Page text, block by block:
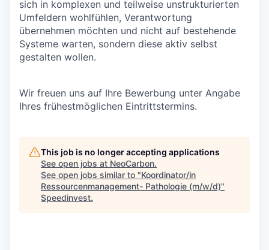
sich in komplexen und teilweise unstrukturierten
Umfeldern wohlfühlen, Verantwortung
übernehmen möchten und nicht auf bestehende
Systeme warten, sondern diese aktiv selbst
gestalten wollen.
Wir freuen uns auf Ihre Bewerbung unter Angabe
Ihres frühestmöglichen Eintrittstermins.
This job is no longer accepting applications
See open jobs at NeoCarbon.
See open jobs similar to "Koordinator/in
Ressourcenmanagement- Pathologie (m/w/d)"
Speedinvest.